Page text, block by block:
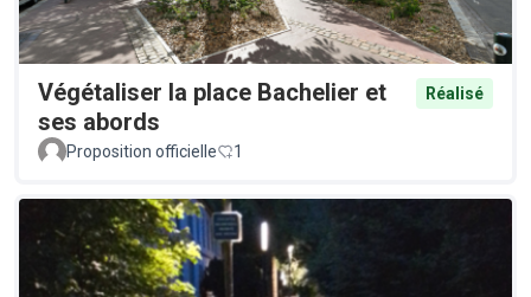
Végétaliser la place Bachelier et
ses abords
Réalisé
Proposition officielle 1